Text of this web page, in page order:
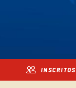
INSCRITOS